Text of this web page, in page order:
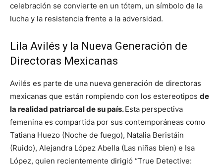
celebración se convierte en un tótem, un símbolo de la
lucha y la resistencia frente a la adversidad.
Lila Avilés y la Nueva Generación de
Directoras Mexicanas
Avilés es parte de una nueva generación de directoras
mexicanas que están rompiendo con los estereotipos de
la realidad patriarcal de su país.Esta perspectiva
femenina es compartida por sus contemporáneas como
Tatiana Huezo (Noche de fuego), Natalia Beristáin
(Ruido), Alejandra López Abella (Las niñas bien) e Isa
López, quien recientemente dirigió “True Detective: